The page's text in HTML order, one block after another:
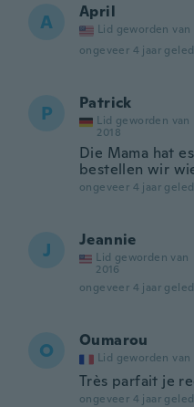
A April
Lid geworden van
ongeveer 4 jaar
P Patrick
Lid geworden van
2018
Die Mama hat
bestellen wir
ongeveer 4 jaar
J Jeannie
Lid geworden van
2016
ongeveer 4 jaar
O Oumarou
Lid geworden van
Très parfait je
ongeveer 4 jaar